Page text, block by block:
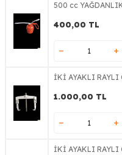
500 cc
400,00 TL
İKİ AYAKLI RAYLI
1.000,00 TL
İKİ AYAKLI RAYLI